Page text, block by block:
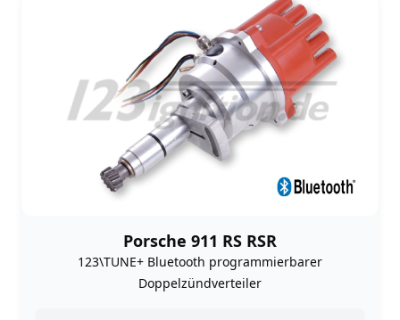
Porsche 911 RS RSR
123\TUNE+ Bluetooth programmierbarer
Doppelzündverteiler